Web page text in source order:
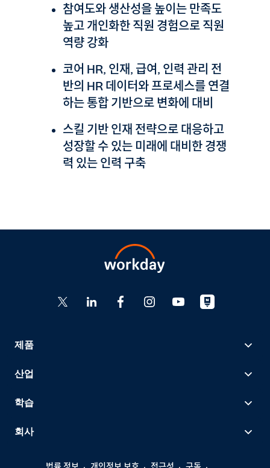
참여도와 생산성을 높이는 만족도
높고 개인화한 직원 경험으로 직원
역량 강화
코어 HR, 인재, 급여, 인력 관리 전
반의 HR 데이터와 프로세스를 연결
하는 통합 기반으로 변화에 대비
스킬 기반 인재 전략으로 대응하고
성장할 수 있는 미래에 대비한 경쟁
력 있는 인력 구축
제품
산업
학습
회사